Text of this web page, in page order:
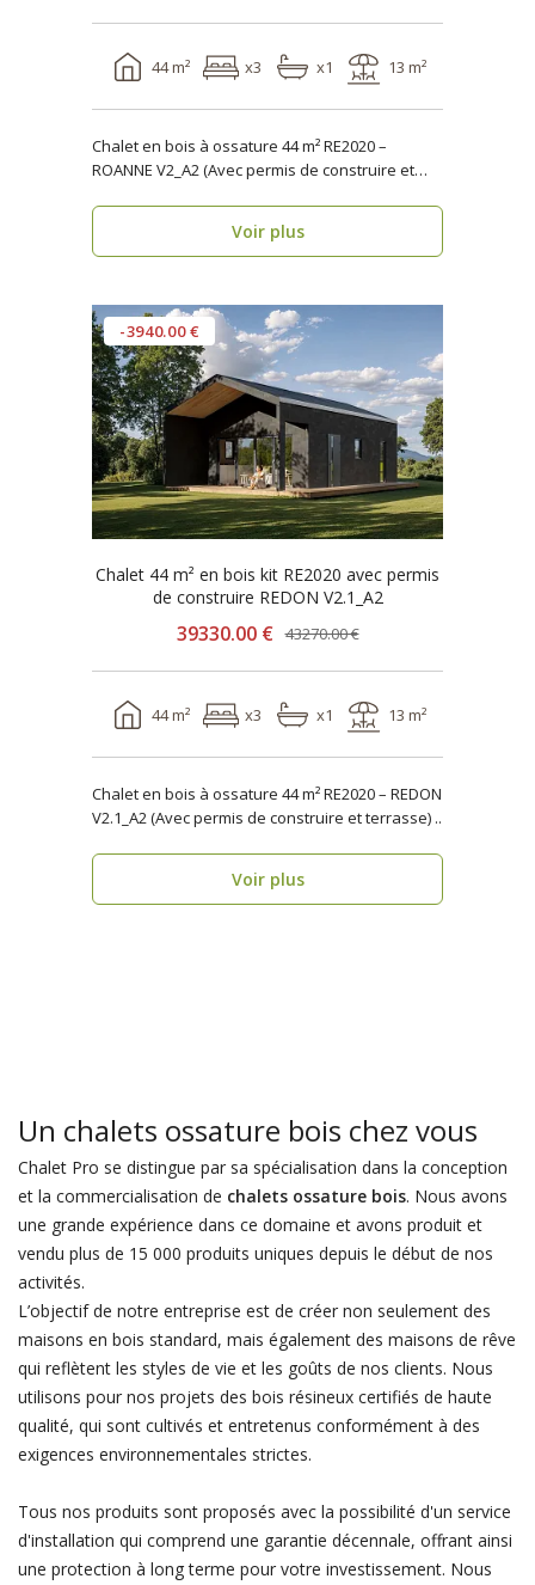
44 m² x3 x1 13 m²
Chalet en bois à ossature 44 m² RE2020 –
ROANNE V2_A2 (Avec permis de construire et
Voir plus
-3940.00 €
Chalet 44 m² en bois kit RE2020 avec permis
de construire REDON V2.1_A2
39330.00 € 43270.00 €
44 m² x3 x1 13 m²
Chalet en bois à ossature 44 m² RE2020 – REDON
V2.1_A2 (Avec permis de construire et terrasse) ..
Voir plus
Un chalets ossature bois chez vous
Chalet Pro se distingue par sa spécialisation dans la conception
et la commercialisation de chalets ossature bois. Nous avons
une grande expérience dans ce domaine et avons produit et
vendu plus de 15 000 produits uniques depuis le début de nos
activités.
L’objectif de notre entreprise est de créer non seulement des
maisons en bois standard, mais également des maisons de rêve
qui reflètent les styles de vie et les goûts de nos clients. Nous
utilisons pour nos projets des bois résineux certifiés de haute
qualité, qui sont cultivés et entretenus conformément à des
exigences environnementales strictes.
Tous nos produits sont proposés avec la possibilité d'un service
d'installation qui comprend une garantie décennale, offrant ainsi
une protection à long terme pour votre investissement. Nous